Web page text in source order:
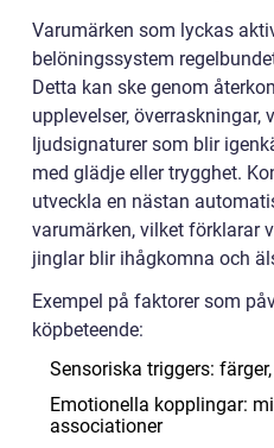
Varumärken som lyckas
belöningssystem
Detta kan ske genom
upplevelser, överraskningar,
ljudsignaturer som blir
med glädje eller trygghet.
utveckla en nästan
varumärken, vilket förklarar
jinglar blir ihågkomna och
Exempel på faktorer som
köpbeteende:
Sensoriska triggers:
Emotionella kopplingar:
associationer